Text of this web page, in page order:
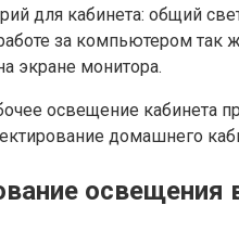
для кабинета: общий
за компьютером так
экране монитора.
освещение кабинета
домашнего
освещения